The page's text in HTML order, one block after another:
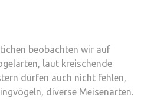
beobachten wir auf
laut kreischende
dürfen auch nicht fehlen,
diverse Meisenarten.